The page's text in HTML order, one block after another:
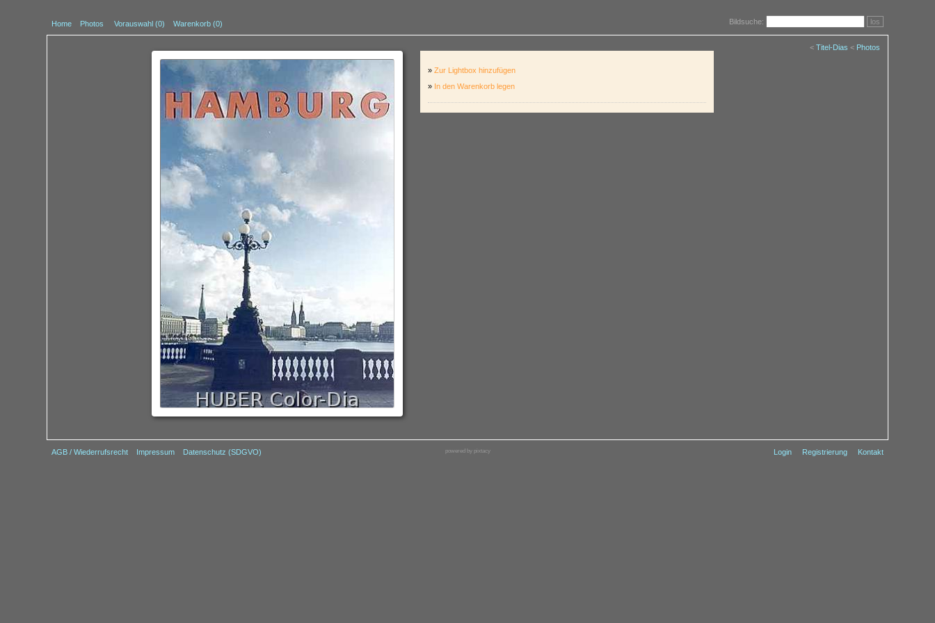
Home Photos Vorauswahl (0) Warenkorb (0) Bildsuche: los
< Titel-Dias < Photos
» Zur Lightbox hinzufügen
» In den Warenkorb legen
AGB / Wiederrufsrecht Impressum Datenschutz (SDGVO) powered by pixtacy Login Registrierung Kontakt